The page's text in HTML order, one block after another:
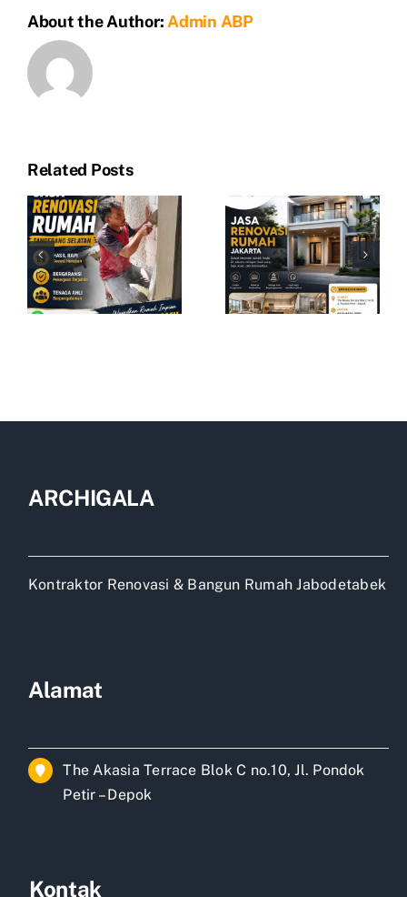
Rumah
About the Author: Admin ABP
Related Posts
ARCHIGALA
Kontraktor Renovasi & Bangun Rumah Jabodetabek
Alamat
The Akasia Terrace Blok C no.10, Jl. Pondok
Petir – Depok
Kontak